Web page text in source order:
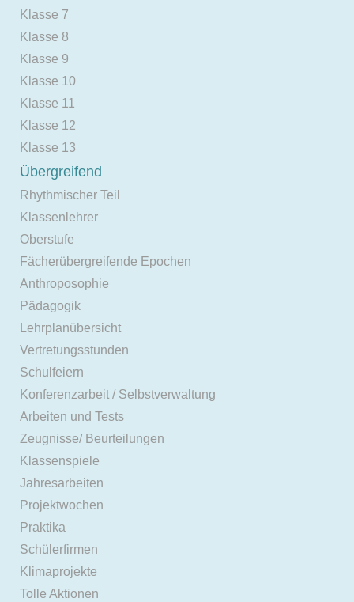
Klasse 7
Klasse 8
Klasse 9
Klasse 10
Klasse 11
Klasse 12
Klasse 13
Übergreifend
Rhythmischer Teil
Klassenlehrer
Oberstufe
Fächerübergreifende Epochen
Anthroposophie
Pädagogik
Lehrplanübersicht
Vertretungsstunden
Schulfeiern
Konferenzarbeit / Selbstverwaltung
Arbeiten und Tests
Zeugnisse/ Beurteilungen
Klassenspiele
Jahresarbeiten
Projektwochen
Praktika
Schülerfirmen
Klimaprojekte
Tolle Aktionen